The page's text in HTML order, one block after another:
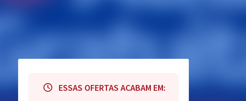
ESSAS OFERTAS ACABAM EM: